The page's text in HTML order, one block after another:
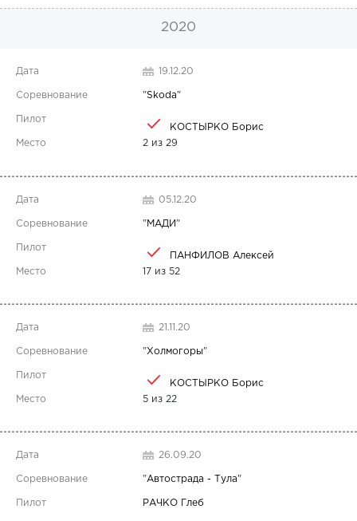
2020
19.12.20
"Skoda"
КОСТЫРКО Борис
2 из 29
05.12.20
"МАДИ"
ПАНФИЛОВ Алексей
17 из 52
21.11.20
"Холмогоры"
КОСТЫРКО Борис
5 из 22
26.09.20
"Автострада - Тула"
РАЧКО Глеб